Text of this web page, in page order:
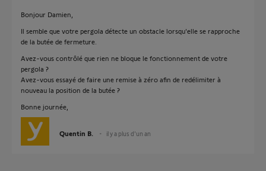
Bonjour Damien,
Il semble que votre pergola détecte un obstacle lorsqu'elle se rapproche
de la butée de fermeture.
Avez-vous contrôlé que rien ne bloque le fonctionnement de votre
pergola ?
Avez-vous essayé de faire une remise à zéro afin de redélimiter à
nouveau la position de la butée ?
Bonne journée,
Quentin B. il y a plus d'un an